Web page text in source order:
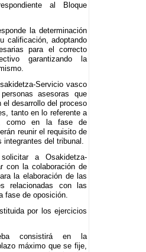
al Bloque
la determinación
calificación, adoptando
para el correcto
garantizando la
Servicio vasco
asesoras que
desarrollo del proceso
tanto en lo referente a
como en la fase de
reunir el requisito de
integrantes del tribunal.
a Osakidetza-
con la colaboración de
la elaboración de las
relacionadas con las
fase de oposición.
por los ejercicios
consistirá en la
máximo que se fije,